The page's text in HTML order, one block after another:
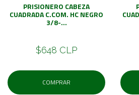
PRISIONERO CABEZA
CUADRADA C.COM. HC NEGRO
3/8-...
$648 CLP
COMPRAR